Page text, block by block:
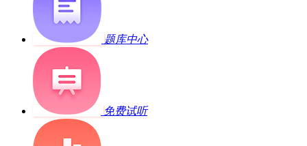
题库中心
免费试听